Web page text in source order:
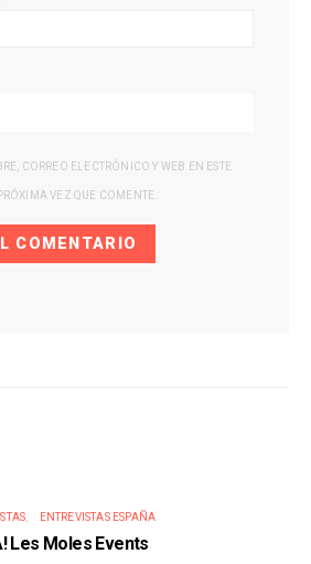
CORREO ELECTRÓNICO Y WEB EN ESTE
VEZ QUE COMENTE.
ENTREVISTAS ESPAÑA
Les Moles Events